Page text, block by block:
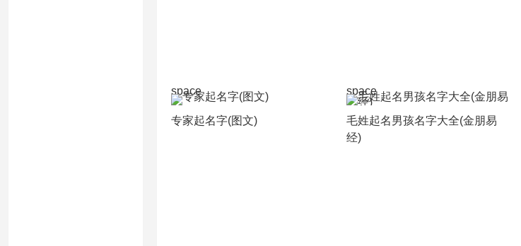
space
专家起名字(图文)
space
毛姓起名男孩名字大全(金朋易
经)